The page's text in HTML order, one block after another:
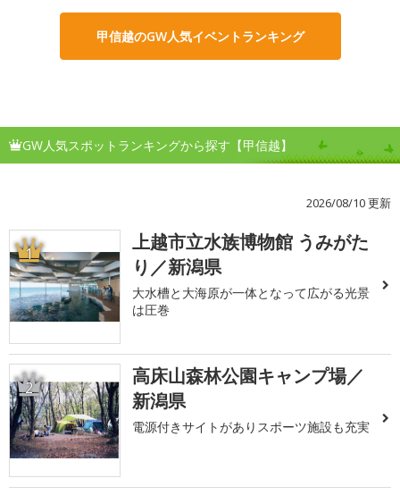
甲信越のGW人気イベントランキング
GW人気スポットランキングから探す【甲信越】
2026/08/10 更新
1
上越市立水族博物館 うみがた
り／新潟県
大水槽と大海原が一体となって広がる光景
は圧巻
2
高床山森林公園キャンプ場／
新潟県
電源付きサイトがありスポーツ施設も充実